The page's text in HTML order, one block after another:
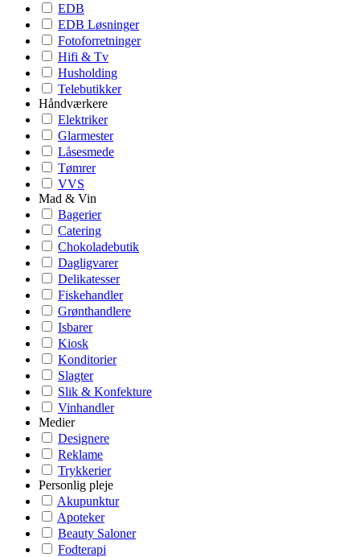
EDB
EDB Løsninger
Fotoforretninger
Hifi & Tv
Husholding
Telebutikker
Håndværkere
Elektriker
Glarmester
Låsesmede
Tømrer
VVS
Mad & Vin
Bagerier
Catering
Chokoladebutik
Dagligvarer
Delikatesser
Fiskehandler
Grønthandlere
Isbarer
Kiosk
Konditorier
Slagter
Slik & Konfekture
Vinhandler
Medier
Designere
Reklame
Trykkerier
Personlig pleje
Akupunktur
Apoteker
Beauty Saloner
Fodterapi